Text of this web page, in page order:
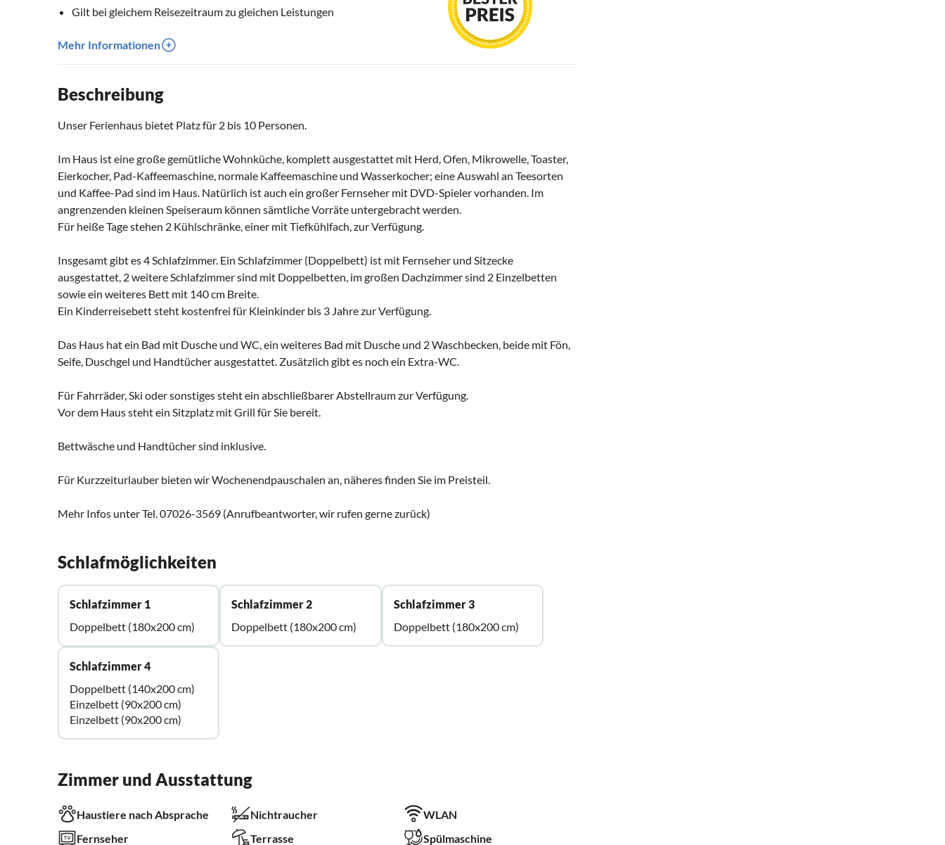
Gilt bei gleichem Reisezeitraum zu gleichen Leistungen
Mehr Informationen
Beschreibung
Unser Ferienhaus bietet Platz für 2 bis 10 Personen.
Im Haus ist eine große gemütliche Wohnküche, komplett ausgestattet mit Herd, Ofen, Mikrowelle, Toaster,
Eierkocher, Pad-Kaffeemaschine, normale Kaffeemaschine und Wasserkocher; eine Auswahl an Teesorten
und Kaffee-Pad sind im Haus. Natürlich ist auch ein großer Fernseher mit DVD-Spieler vorhanden. Im
angrenzenden kleinen Speiseraum können sämtliche Vorräte untergebracht werden.
Für heiße Tage stehen 2 Kühlschränke, einer mit Tiefkühlfach, zur Verfügung.
Insgesamt gibt es 4 Schlafzimmer. Ein Schlafzimmer (Doppelbett) ist mit Fernseher und Sitzecke
ausgestattet, 2 weitere Schlafzimmer sind mit Doppelbetten, im großen Dachzimmer sind 2 Einzelbetten
sowie ein weiteres Bett mit 140 cm Breite.
Ein Kinderreisebett steht kostenfrei für Kleinkinder bis 3 Jahre zur Verfügung.
Das Haus hat ein Bad mit Dusche und WC, ein weiteres Bad mit Dusche und 2 Waschbecken, beide mit Fön,
Seife, Duschgel und Handtücher ausgestattet. Zusätzlich gibt es noch ein Extra-WC.
Für Fahrräder, Ski oder sonstiges steht ein abschließbarer Abstellraum zur Verfügung.
Vor dem Haus steht ein Sitzplatz mit Grill für Sie bereit.
Bettwäsche und Handtücher sind inklusive.
Für Kurzzeiturlauber bieten wir Wochenendpauschalen an, näheres finden Sie im Preisteil.
Mehr Infos unter Tel. 07026-3569 (Anrufbeantworter, wir rufen gerne zurück)
Schlafmöglichkeiten
Schlafzimmer 1
Doppelbett (180x200 cm)
Schlafzimmer 2
Doppelbett (180x200 cm)
Schlafzimmer 3
Doppelbett (180x200 cm)
Schlafzimmer 4
Doppelbett (140x200 cm)
Einzelbett (90x200 cm)
Einzelbett (90x200 cm)
Zimmer und Ausstattung
Haustiere nach Absprache Nichtraucher
WLAN
Fernseher
Terrasse
Spülmaschine